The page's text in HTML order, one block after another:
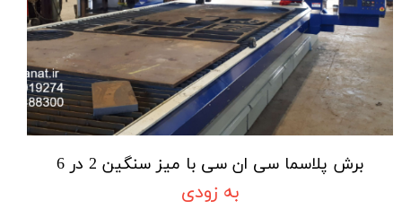
برش پلاسما سی ان سی با میز سنگین 2 در 6
به زودی